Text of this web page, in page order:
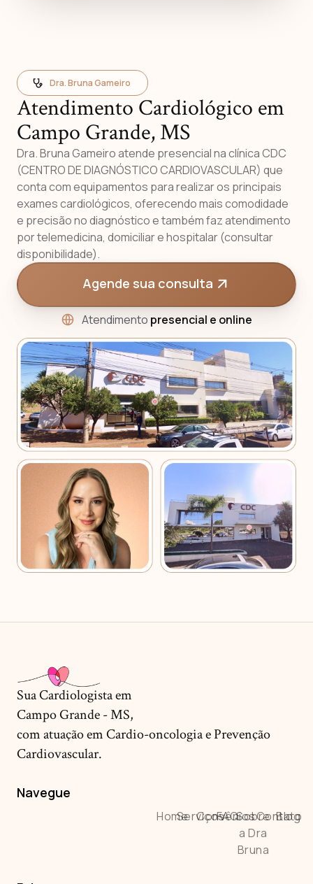
Dra. Bruna Gameiro
Atendimento Cardiológico em
Campo Grande, MS
Dra. Bruna Gameiro atende presencial na clínica CDC
(CENTRO DE DIAGNÓSTICO CARDIOVASCULAR) que
conta com equipamentos para realizar os principais
exames cardiológicos, oferecendo mais comodidade
e precisão no diagnóstico e também faz atendimento
por telemedicina, domiciliar e hospitalar (consultar
disponibilidade).
Agende sua consulta
Atendimento presencial e online
Sua Cardiologista em
Campo Grande - MS,
com atuação em Cardio-oncologia e Prevenção
Cardiovascular.
Navegue
HomeServiços
Convênios
FAQSobre
a Dra
Bruna
Contato
Blog